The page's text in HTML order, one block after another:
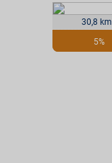
30,8 km
5%